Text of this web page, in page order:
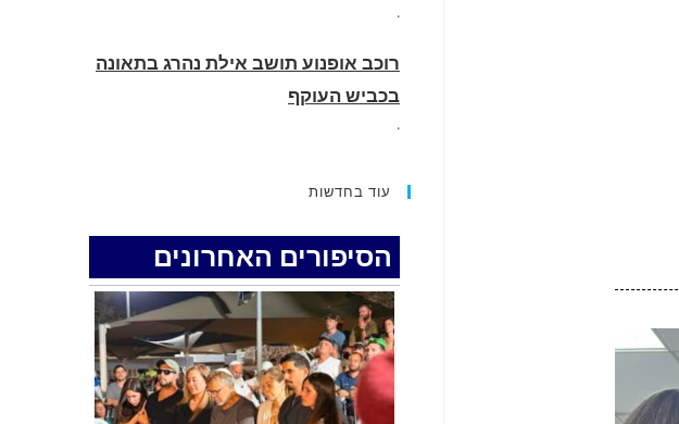
.
רוכב אופנוע תושב אילת נהרג בתאונה
בכביש העוקף
.
זוג שיחד עם ילדיהם יצאו למסע גניבות
באילת.
האדמה רועדת- סדרת רעידות אדמה
בחצי האי סיני
עוד בחדשות
הסיפורים האחרונים